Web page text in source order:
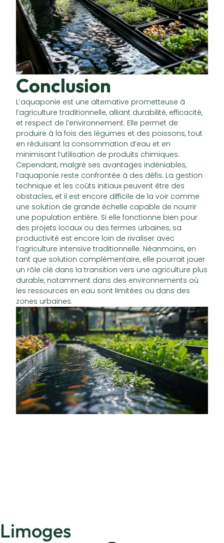
Conclusion
L’aquaponie est une alternative prometteuse à
l’agriculture traditionnelle, alliant durabilité, efficacité,
et respect de l’environnement. Elle permet de
produire à la fois des légumes et des poissons, tout
en réduisant la consommation d’eau et en
minimisant l’utilisation de produits chimiques.
Cependant, malgré ses avantages indéniables,
l’aquaponie reste confrontée à des défis. La gestion
technique et les coûts initiaux peuvent être des
obstacles, et il est encore difficile de la voir comme
une solution de grande échelle capable de nourrir
une population entière. Si elle fonctionne bien pour
des projets locaux ou des fermes urbaines, sa
productivité est encore loin de rivaliser avec
l’agriculture intensive traditionnelle. Néanmoins, en
tant que solution complémentaire, elle pourrait jouer
un rôle clé dans la transition vers une agriculture plus
durable, notamment dans des environnements où
les ressources en eau sont limitées ou dans des
zones urbaines.
Limoges